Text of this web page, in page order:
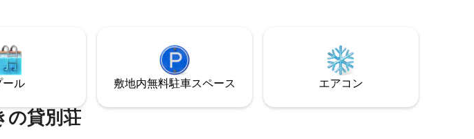
Rendas、Casa Piedras del Marからわずか
数歩です。あなたとパートナーにふさわ
しい休暇がワンクリックで手に入りま
す。
ール 敷地内無料駐⁠車ス⁠ペ⁠ー⁠ス エアコン
の貸別荘